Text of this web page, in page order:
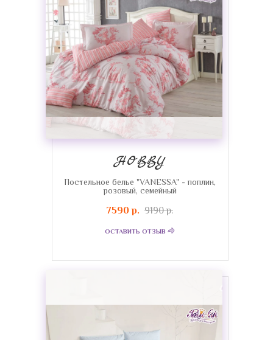
HOBBY
Постельное белье "VANESSA" - поплин,
розовый, семейный
7590 р. 9190 р.
ОСТАВИТЬ ОТЗЫВ